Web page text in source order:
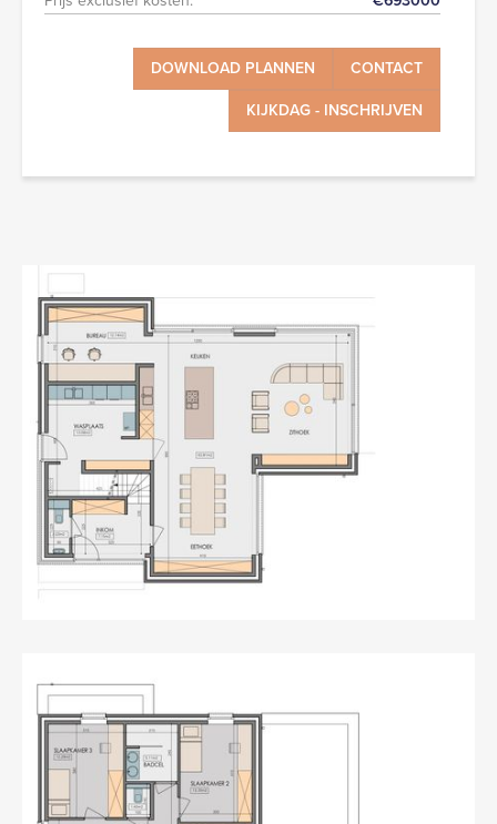
DOWNLOAD PLANNEN
CONTACT
KIJKDAG - INSCHRIJVEN